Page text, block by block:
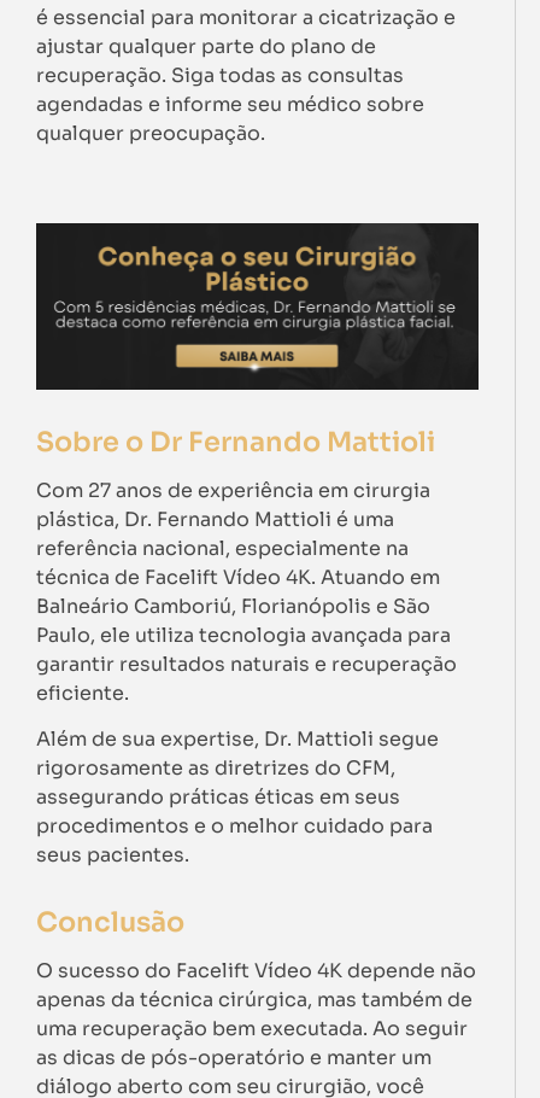
é essencial para monitorar a cicatrização e
ajustar qualquer parte do plano de
recuperação. Siga todas as consultas
agendadas e informe seu médico sobre
qualquer preocupação.
Sobre o Dr Fernando Mattioli
Com 27 anos de experiência em cirurgia
plástica, Dr. Fernando Mattioli é uma
referência nacional, especialmente na
técnica de Facelift Vídeo 4K. Atuando em
Balneário Camboriú, Florianópolis e São
Paulo, ele utiliza tecnologia avançada para
garantir resultados naturais e recuperação
eficiente.
Além de sua expertise, Dr. Mattioli segue
rigorosamente as diretrizes do CFM,
assegurando práticas éticas em seus
procedimentos e o melhor cuidado para
seus pacientes.
Conclusão
O sucesso do Facelift Vídeo 4K depende não
apenas da técnica cirúrgica, mas também de
uma recuperação bem executada. Ao seguir
as dicas de pós-operatório e manter um
diálogo aberto com seu cirurgião, você